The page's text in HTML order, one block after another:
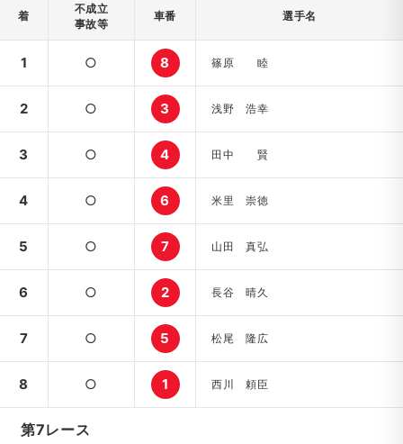
着
不成立
事故等
車番 選手名
1 ○ 8 篠原 睦
2 ○ 3 浅野 浩幸
3 ○ 4 田中 賢
4 ○ 6 米里 崇徳
5 ○ 7 山田 真弘
6 ○ 2 長谷 晴久
7 ○ 5 松尾 隆広
8 ○ 1 西川 頼臣
第7レース